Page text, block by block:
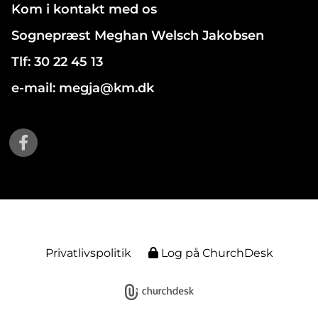
Kom i kontakt med os
Sognepræst Meghan Welsch Jakobsen
Tlf: 30 22 45 13
e-mail: megja@km.dk
Privatlivspolitik Log på ChurchDesk